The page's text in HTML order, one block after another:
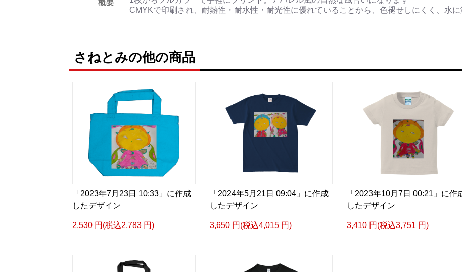
概要
CMYKで印刷され、耐熱性・耐水性・耐光性に優れていることから、色褪せしにくく、水に
さねとみの他の商品
「2023年7月23日 10:33」に作成
したデザイン
2,530 円(税込2,783 円)
「2024年5月21日 09:04」に作成
したデザイン
3,650 円(税込4,015 円)
「2023年10月7日 00:21」に作
したデザイン
3,410 円(税込3,751 円)